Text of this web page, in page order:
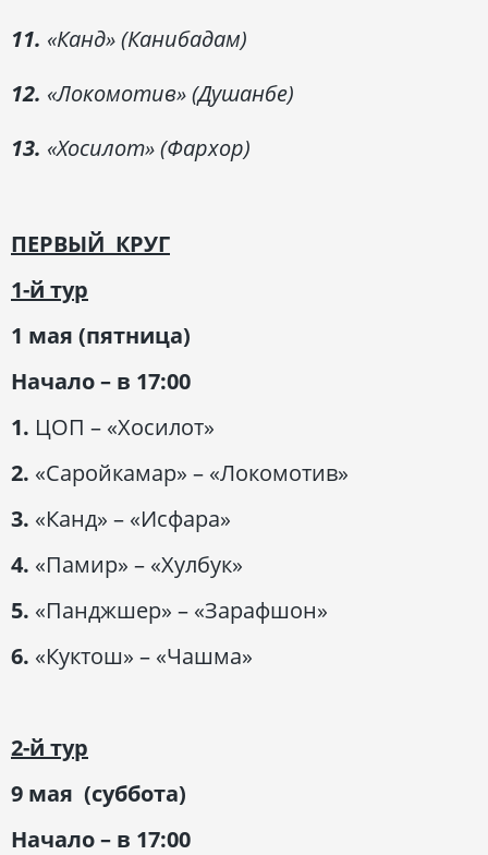
11. «Канд» (Канибадам)
12. «Локомотив» (Душанбе)
13. «Хосилот» (Фархор)
ПЕРВЫЙ КРУГ
1-й тур
1 мая (пятница)
Начало – в 17:00
1. ЦОП – «Хосилот»
2. «Саройкамар» – «Локомотив»
3. «Канд» – «Исфара»
4. «Памир» – «Хулбук»
5. «Панджшер» – «Зарафшон»
6. «Куктош» – «Чашма»
2-й тур
9 мая (суббота)
Начало – в 17:00